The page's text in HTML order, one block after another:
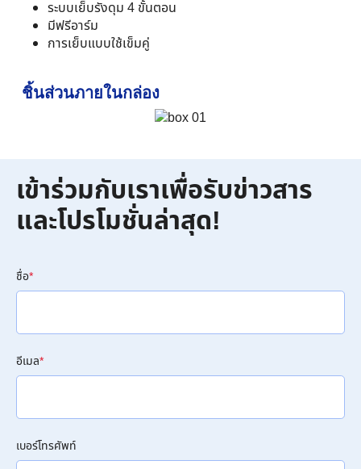
ระบบเย็บรังดุม 4 ขั้นตอน
มีฟรีอาร์ม
การเย็บแบบใช้เข็มคู่
ชิ้นส่วนภายในกล่อง
เข้าร่วมกับเราเพื่อรับข่าวสาร
และโปรโมชั่นล่าสุด!
ชื่อ*
อีเมล*
เบอร์โทรศัพท์